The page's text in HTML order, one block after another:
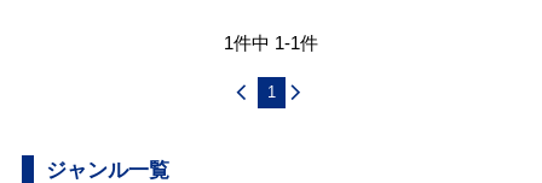
1件中 1-1件
1
ジャンル一覧